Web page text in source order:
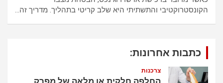
הקונסטרוקטיבי והתשתיתי היא שלב קריטי בתהליך. מדריך זה…
כתבות אחרונות:
צרכנות
החלפה חלקית או מלאה של מפרק